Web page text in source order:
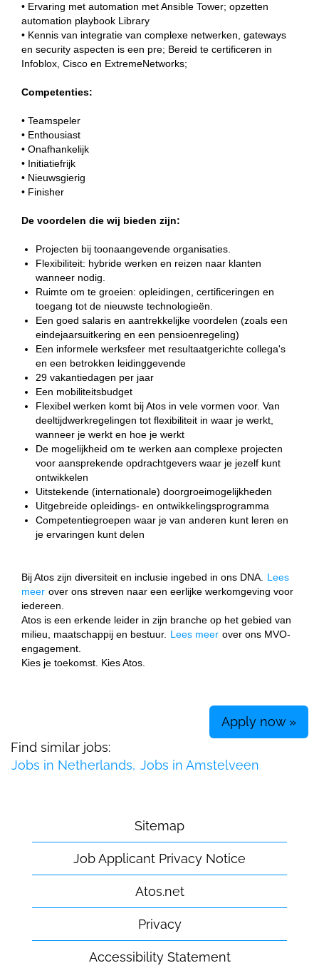
• Ervaring met automation met Ansible Tower; opzetten
automation playbook Library
• Kennis van integratie van complexe netwerken, gateways
en security aspecten is een pre; Bereid te certificeren in
Infoblox, Cisco en ExtremeNetworks;
Competenties:
• Teamspeler
• Enthousiast
• Onafhankelijk
• Initiatiefrijk
• Nieuwsgierig
• Finisher
De voordelen die wij bieden zijn:
Projecten bij toonaangevende organisaties.
Flexibiliteit: hybride werken en reizen naar klanten
wanneer nodig.
Ruimte om te groeien: opleidingen, certificeringen en
toegang tot de nieuwste technologieën.
Een goed salaris en aantrekkelijke voordelen (zoals een
eindejaarsuitkering en een pensioenregeling)
Een informele werksfeer met resultaatgerichte collega's
en een betrokken leidinggevende
29 vakantiedagen per jaar
Een mobiliteitsbudget
Flexibel werken komt bij Atos in vele vormen voor. Van
deeltijdwerkregelingen tot flexibiliteit in waar je werkt,
wanneer je werkt en hoe je werkt
De mogelijkheid om te werken aan complexe projecten
voor aansprekende opdrachtgevers waar je jezelf kunt
ontwikkelen
Uitstekende (internationale) doorgroeimogelijkheden
Uitgebreide opleidings- en ontwikkelingsprogramma
Competentiegroepen waar je van anderen kunt leren en
je ervaringen kunt delen
Bij Atos zijn diversiteit en inclusie ingebed in ons DNA.
Lees
meer over ons streven naar een eerlijke werkomgeving voor
iedereen.
Atos is een erkende leider in zijn branche op het gebied van
milieu, maatschappij en bestuur. Lees meer over ons MVO-
engagement.
Kies je toekomst. Kies Atos.
Apply now »
Find similar jobs:
Jobs in Netherlands, Jobs in Amstelveen
Sitemap
Job Applicant Privacy Notice
Atos.net
Privacy
Accessibility Statement